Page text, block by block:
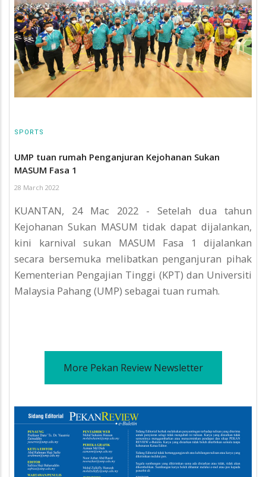
SPORTS
UMP tuan rumah Penganjuran Kejohanan Sukan
MASUM Fasa 1
28 March 2022
KUANTAN, 24 Mac 2022 - Setelah dua tahun
Kejohanan Sukan MASUM tidak dapat dijalankan,
kini karnival sukan MASUM Fasa 1 dijalankan
secara bersemuka melibatkan penganjuran pihak
Kementerian Pengajian Tinggi (KPT) dan Universiti
Malaysia Pahang (UMP) sebagai tuan rumah.
More Pekan Review Newsletter